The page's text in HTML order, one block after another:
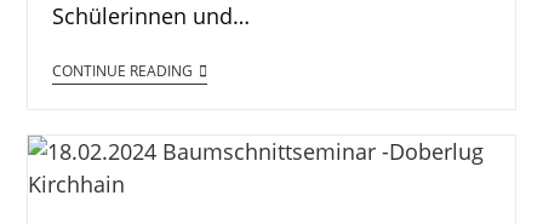
Schülerinnen und…
CONTINUE READING